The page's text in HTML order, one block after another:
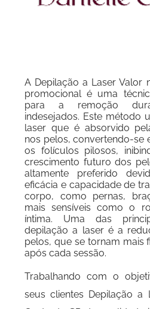
A Depilação a Laser Valor
promocional é uma
para a remoção
indesejados. Este método
laser que é absorvido
nos pelos, convertendo-se
os folículos pilosos,
crescimento futuro dos
altamente preferido
eficácia e capacidade de
corpo, como pernas,
mais sensíveis como o
íntima. Uma das
depilação a laser é a
pelos, que se tornam mais
após cada sessão.
Trabalhando com o
seus clientes Depilação a